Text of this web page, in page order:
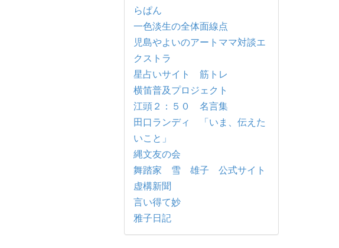
らぱん
一色淡生の全体面線点
児島やよいのアートママ対談エ
クストラ
星占いサイト 筋トレ
横笛普及プロジェクト
江頭２：５０ 名言集
田口ランディ 「いま、伝えた
いこと」
縄文友の会
舞踏家 雪 雄子 公式サイト
虚構新聞
言い得て妙
雅子日記